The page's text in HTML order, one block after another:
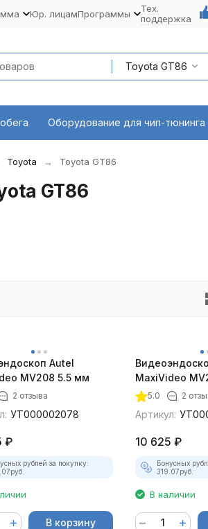
Юр. лицамПрограммы
Тех.
поддержка
Toyota GT86
Оборудование для чип-тюнинга
Toyota Toyota GT86
GT86
Autel
MV208 5.5 мм
2 отзыва
УТ000002078
₽
рублей за покупку:
руб.
В корзину
MaxiVideo
5.0 2
Артикул:
10 625 ₽
Бонусных
319.07руб.
В наличии